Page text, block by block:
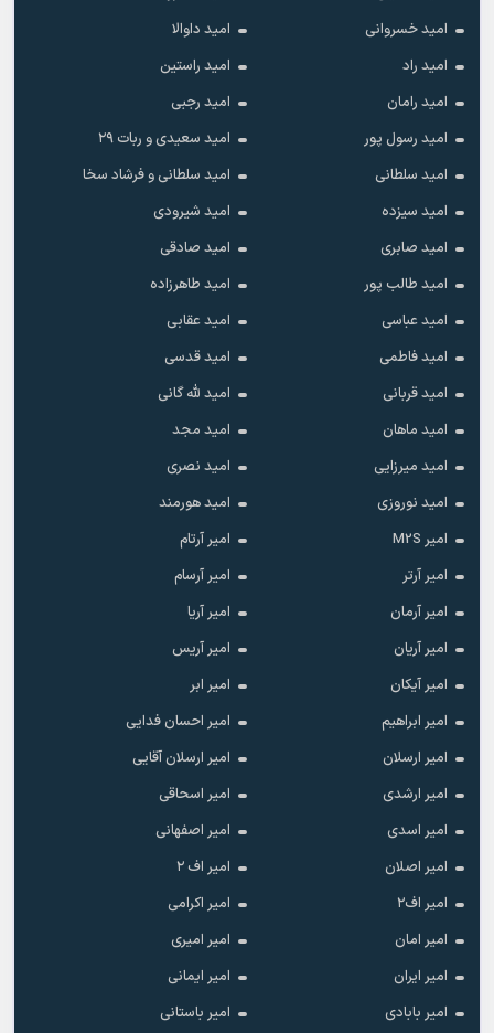
امید خسروانی
امید داوالا
امید راد
امید راستین
امید رامان
امید رجبی
امید رسول پور
امید سعیدی و ربات ۲۹
امید سلطانی
امید سلطانی و فرشاد سخا
امید سیزده
امید شیرودی
امید صابری
امید صادقی
امید طالب پور
امید طاهرزاده
امید عباسی
امید عقابی
امید فاطمی
امید قدسی
امید قربانی
امید لله گانی
امید ماهان
امید مجد
امید میرزایی
امید نصری
امید نوروزی
امید هورمند
امیر M2S
امیر آرتام
امیر آرتر
امیر آرسام
امیر آرمان
امیر آریا
امیر آریان
امیر آریس
امیر آیکان
امیر ابر
امیر ابراهیم
امیر احسان فدایی
امیر ارسلان
امیر ارسلان آقایی
امیر ارشدی
امیر اسحاقی
امیر اسدی
امیر اصفهانی
امیر اصلان
امیر اف ۲
امیر اف۲
امیر اکرامی
امیر امان
امیر امیری
امیر ایران
امیر ایمانی
امیر بابادی
امیر باستانی